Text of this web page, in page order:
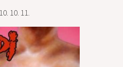
10. 11.